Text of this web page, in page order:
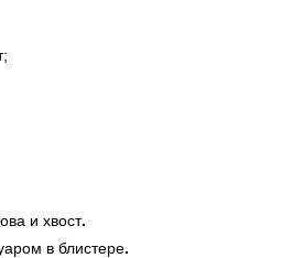
и хвост.
в блистере.